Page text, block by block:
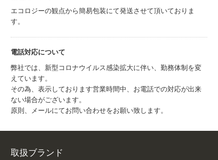
エコロジーの観点から簡易包装にて発送させて頂いておりま
す。
電話対応について
弊社では、新型コロナウイルス感染拡大に伴い、勤務体制を変
えています。
その為、表示しております営業時間中、お電話での対応が出来
ない場合がございます。
原則、メールにてお問い合わせをお願い致します。
取扱ブランド